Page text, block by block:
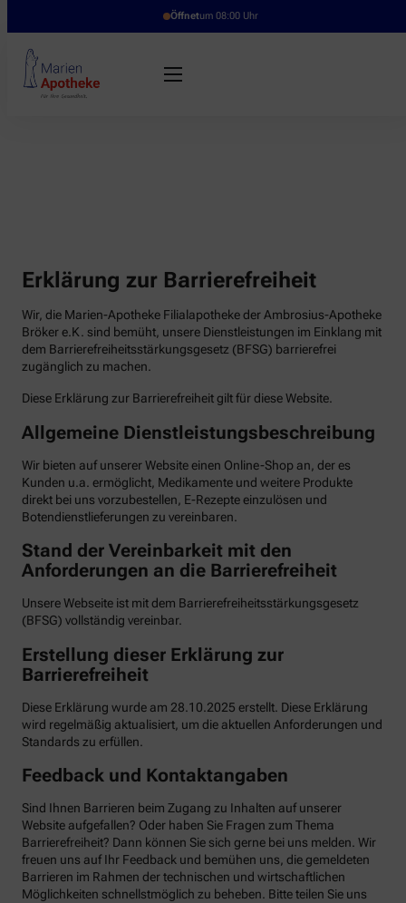
Öffnetum 08:00 Uhr
Erklärung zur Barrierefreiheit
Wir, die Marien-Apotheke Filialapotheke der Ambrosius-Apotheke
Bröker e.K. sind bemüht, unsere Dienstleistungen im Einklang mit
dem Barrierefreiheitsstärkungsgesetz (BFSG) barrierefrei
zugänglich zu machen.
Diese Erklärung zur Barrierefreiheit gilt für diese Website.
Allgemeine Dienstleistungsbeschreibung
Wir bieten auf unserer Website einen Online-Shop an, der es
Kunden u.a. ermöglicht, Medikamente und weitere Produkte
direkt bei uns vorzubestellen, E-Rezepte einzulösen und
Botendienstlieferungen zu vereinbaren.
Stand der Vereinbarkeit mit den
Anforderungen an die Barrierefreiheit
Unsere Webseite ist mit dem Barrierefreiheitsstärkungsgesetz
(BFSG) vollständig vereinbar.
Erstellung dieser Erklärung zur
Barrierefreiheit
Diese Erklärung wurde am 28.10.2025 erstellt. Diese Erklärung
wird regelmäßig aktualisiert, um die aktuellen Anforderungen und
Standards zu erfüllen.
Feedback und Kontaktangaben
Sind Ihnen Barrieren beim Zugang zu Inhalten auf unserer
Website aufgefallen? Oder haben Sie Fragen zum Thema
Barrierefreiheit? Dann können Sie sich gerne bei uns melden. Wir
freuen uns auf Ihr Feedback und bemühen uns, die gemeldeten
Barrieren im Rahmen der technischen und wirtschaftlichen
Möglichkeiten schnellstmöglich zu beheben. Bitte teilen Sie uns